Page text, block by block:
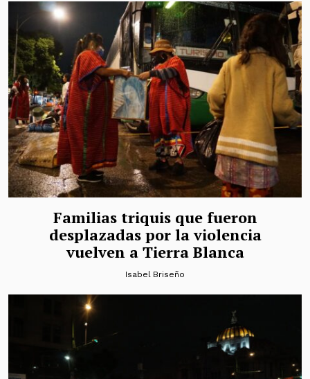
Familias triquis que fueron
desplazadas por la violencia
vuelven a Tierra Blanca
Isabel Briseño